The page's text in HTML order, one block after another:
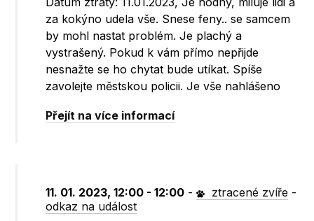
za kokýno udela vše. Snese feny.. se samcem
by mohl nastat problém. Je plachý a
vystrašený. Pokud k vám přímo nepřijde
nesnažte se ho chytat bude utíkat. Spíše
zavolejte městskou policii. Je vše nahlášeno
Přejít na více informací
11. 01. 2023, 12:00 - 12:00 - ztracené zvíře -
odkaz na událost